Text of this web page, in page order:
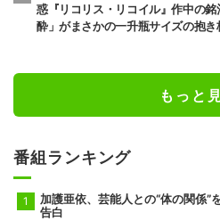
惑『リコリス・リコイル』作中の銘
酔」がまさかの一升瓶サイズの抱き
もっと
番組ランキング
加護亜依、芸能人との“体の関係”
告白